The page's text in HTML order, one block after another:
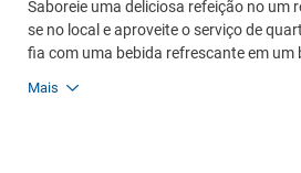
Saboreie uma deliciosa refeição no um
se no local e aproveite o serviço de
fia com uma bebida refrescante em um
Mais